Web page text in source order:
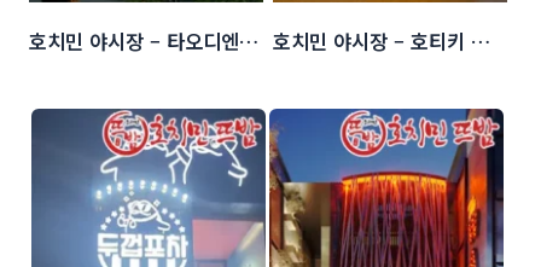
호치민 야시장 – 타오디엔 야시장 (Thao dien 야시장) 호치민 야시장 – 호티키 야시장 (Ho Thi Ky 야시장)